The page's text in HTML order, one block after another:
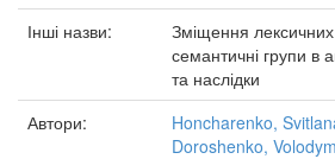
Інші назви:
Зміщення
семантичні групи в
та наслідки
Автори:
Honcharenko,
Doroshenko,